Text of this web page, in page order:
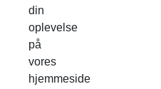
din
oplevelse
på
vores
hjemmeside